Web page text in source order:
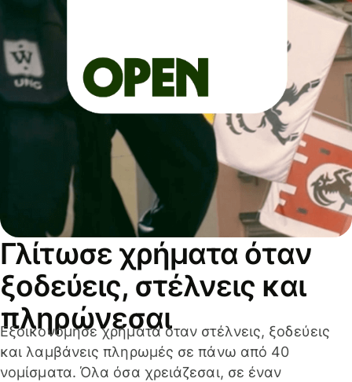
Γλίτωσε χρήματα όταν
ξοδεύεις, στέλνεις και
πληρώνεσαι
Εξοικονόμησε χρήματα όταν στέλνεις, ξοδεύεις
και λαμβάνεις πληρωμές σε πάνω από 40
νομίσματα. Όλα όσα χρειάζεσαι, σε έναν